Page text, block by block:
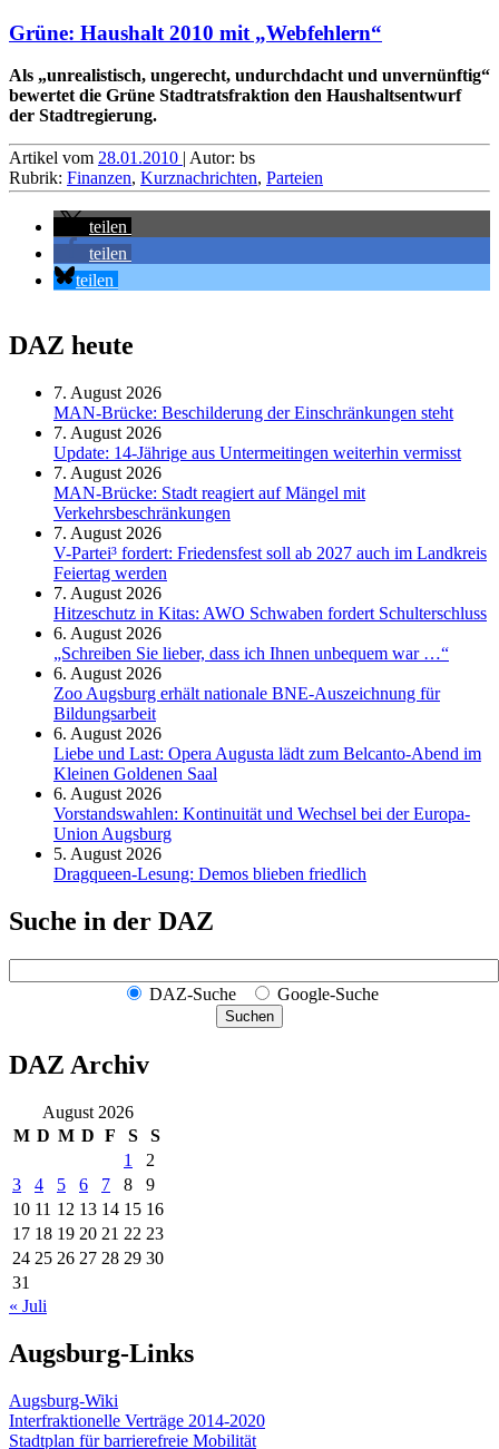
Grüne: Haushalt 2010 mit „Webfehlern“
Als „unrealistisch, ungerecht, undurchdacht und unvernünftig“
bewertet die Grüne Stadtratsfraktion den Haushaltsentwurf
der Stadtregierung.
Artikel vom 28.01.2010 | Autor: bs
Rubrik: Finanzen, Kurznachrichten, Parteien
teilen
teilen
teilen
DAZ heute
7. August 2026
MAN-Brücke: Beschilderung der Einschränkungen steht
7. August 2026
Update: 14-Jährige aus Untermeitingen weiterhin vermisst
7. August 2026
MAN-Brücke: Stadt reagiert auf Mängel mit
Verkehrsbeschränkungen
7. August 2026
V-Partei­³ fordert: Friedens­fest soll ab 2027 auch im Land­kreis
Feier­tag werden
7. August 2026
Hitzeschutz in Kitas: AWO Schwaben fordert Schulterschluss
6. August 2026
„Schreiben Sie lieber, dass ich Ihnen unbequem war …“
6. August 2026
Zoo Augsburg erhält nationale BNE-Auszeichnung für
Bildungsarbeit
6. August 2026
Liebe und Last: Opera Augusta lädt zum Belcanto-Abend im
Kleinen Goldenen Saal
6. August 2026
Vorstandswahlen: Kontinuität und Wechsel bei der Europa-
Union Augsburg
5. August 2026
Dragqueen-Lesung: Demos blieben friedlich
Suche in der DAZ
DAZ-Suche Google-Suche
Suchen
DAZ Archiv
August 2026
M D M D F S
S
1
2
3
4 5 6 7 8
9
10 11 12 13 14 15 16
17 18 19 20 21 22 23
24 25 26 27 28 29 30
31
« Juli
Augsburg-Links
Augsburg-Wiki
Interfraktionelle Verträge 2014-2020
Stadtplan für barrierefreie Mobilität